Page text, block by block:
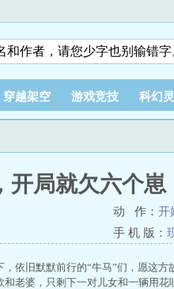
穿越架空 游戏竞技 科幻
开局就欠六个崽
动 作： 开
手 机 版：
依旧默默前行的“牛马”们，愿这
老婆，只剩下一对儿女和一辆用